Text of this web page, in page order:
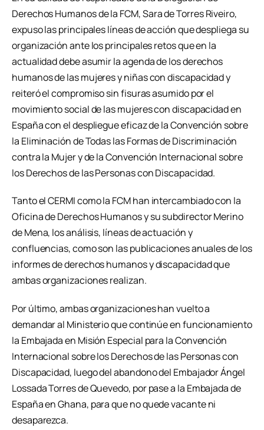
Derechos Humanos de la FCM, Sara de Torres Riveiro,
expuso las principales líneas de acción que despliega su
organización ante los principales retos que en la
actualidad debe asumir la agenda de los derechos
humanos de las mujeres y niñas con discapacidad y
reiteró el compromiso sin fisuras asumido por el
movimiento social de las mujeres con discapacidad en
España con el despliegue eficaz de la Convención sobre
la Eliminación de Todas las Formas de Discriminación
contra la Mujer y de la Convención Internacional sobre
los Derechos de las Personas con Discapacidad.
Tanto el CERMI como la FCM han intercambiado con la
Oficina de Derechos Humanos y su subdirector Merino
de Mena, los análisis, líneas de actuación y
confluencias, como son las publicaciones anuales de los
informes de derechos humanos y discapacidad que
ambas organizaciones realizan.
Por último, ambas organizaciones han vuelto a
demandar al Ministerio que continúe en funcionamiento
la Embajada en Misión Especial para la Convención
Internacional sobre los Derechos de las Personas con
Discapacidad, luego del abandono del Embajador Ángel
Lossada Torres de Quevedo, por pase a la Embajada de
España en Ghana, para que no quede vacante ni
desaparezca.